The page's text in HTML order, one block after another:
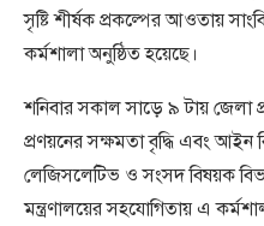
সৃষ্টি শীর্ষক প্রকল্পের আওতায়
কর্মশালা অনুষ্ঠিত হয়েছে।
শনিবার সকাল সাড়ে ৯ টায় জেলা
প্রণয়নের সক্ষমতা বৃদ্ধি এবং আইন
লেজিসলেটিভ ও সংসদ বিষয়ক
মন্ত্রণালয়ের সহযোগিতায় এ